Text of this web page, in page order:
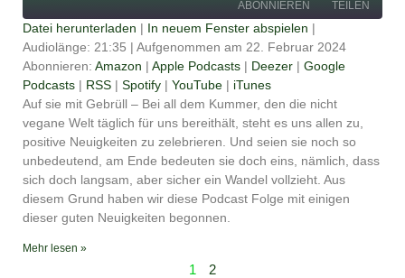
ABONNIEREN TEILEN
Amazon
Deezer Google Podcasts
RSS Spotify
YouTube iTunes
RSS FEED
TEILEN
LINK
EMBED
Datei herunterladen | In neuem Fenster abspielen |
Audiolänge: 21:35 | Aufgenommen am 22. Februar 2024
Abonnieren: Amazon | Apple Podcasts | Deezer | Google
Podcasts | RSS | Spotify | YouTube | iTunes
Auf sie mit Gebrüll – Bei all dem Kummer, den die nicht
vegane Welt täglich für uns bereithält, steht es uns allen zu,
positive Neuigkeiten zu zelebrieren. Und seien sie noch so
unbedeutend, am Ende bedeuten sie doch eins, nämlich, dass
sich doch langsam, aber sicher ein Wandel vollzieht. Aus
diesem Grund haben wir diese Podcast Folge mit einigen
dieser guten Neuigkeiten begonnen.
Mehr lesen »
1 2